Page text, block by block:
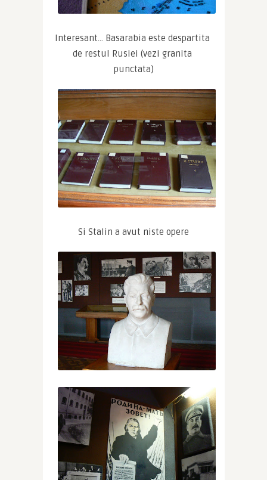
Interesant… Basarabia este despartita
de restul Rusiei (vezi granita
punctata)
Si Stalin a avut niste opere